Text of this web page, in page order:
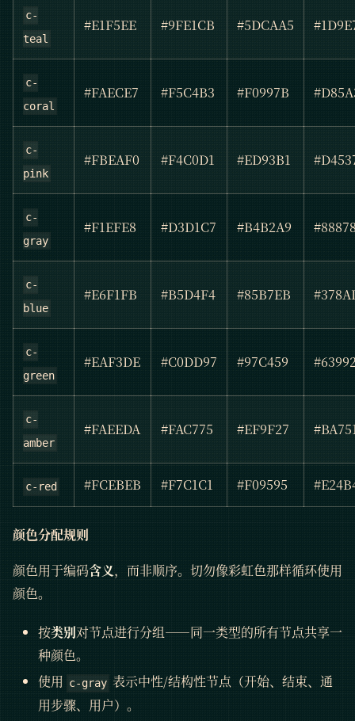
c-
teal
#E1F5EE #9FE1CB #5DCAA5
c-
coral
#FAECE7 #F5C4B3 #F0997B
c-
pink
#FBEAF0 #F4C0D1 #ED93B1
c-
gray
#F1EFE8 #D3D1C7 #B4B2A9
c-
blue
#E6F1FB #B5D4F4 #85B7EB
c-
green
#EAF3DE #C0DD97 #97C459
c-
amber
#FAEEDA #FAC775 #EF9F27
c-red #FCEBEB #F7C1C1 #F09595
颜色分配规则
颜色用于编码含义，而非顺序。切勿像彩虹色那样循环使用
颜色。
按类别对节点进行分组——同一类型的所有节点共享一
种颜色。
使用 c-gray 表示中性/结构性节点（开始、结束、通
用步骤、用户）。